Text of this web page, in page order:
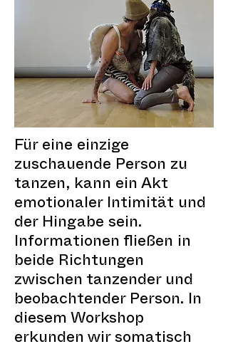
Für eine einzige
zuschauende Person zu
tanzen, kann ein Akt
emotionaler Intimität und
der Hingabe sein.
Informationen fließen in
beide Richtungen
zwischen tanzender und
beobachtender Person. In
diesem Workshop
erkunden wir somatisch